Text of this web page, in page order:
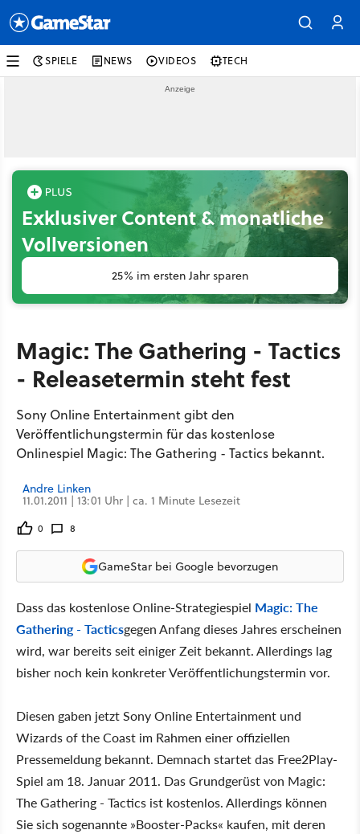
SPIELE NEWS VIDEOS TECH
Exklusiver Content & monatliche
Vollversionen
25% im ersten Jahr sparen
Magic: The Gathering - Tactics
- Releasetermin steht fest
Sony Online Entertainment gibt den
Veröffentlichungstermin für das kostenlose
Onlinespiel Magic: The Gathering - Tactics bekannt.
Andre Linken
11.01.2011 | 13:01 Uhr | ca. 1 Minute Lesezeit
0 8
GameStar bei Google bevorzugen
Dass das kostenlose Online-Strategiespiel Magic: The
Gathering - Tacticsgegen Anfang dieses Jahres erscheinen
wird, war bereits seit einiger Zeit bekannt. Allerdings lag
bisher noch kein konkreter Veröffentlichungstermin vor.
Diesen gaben jetzt Sony Online Entertainment und
Wizards of the Coast im Rahmen einer offiziellen
Pressemeldung bekannt. Demnach startet das Free2Play-
Spiel am 18. Januar 2011. Das Grundgerüst von Magic:
The Gathering - Tactics ist kostenlos. Allerdings können
Sie sich sogenannte »Booster-Packs« kaufen, mit deren